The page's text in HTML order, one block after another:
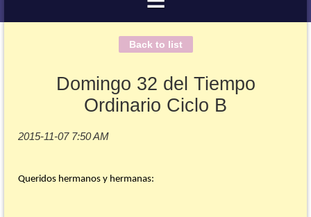
Back to list
Domingo 32 del Tiempo
Ordinario Ciclo B
Queridos hermanos y hermanas: